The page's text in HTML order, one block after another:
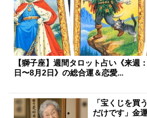
【獅子座】週間タロット占い《来週
日〜8月2日》の総合運＆恋愛...
「宝くじを買
だけです」金